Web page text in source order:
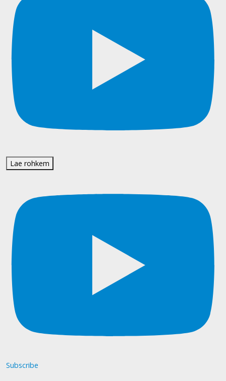
Lae rohkem
Subscribe